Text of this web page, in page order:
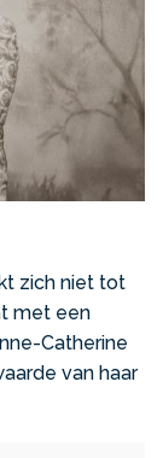
zich niet tot
met een
Catherine
van haar